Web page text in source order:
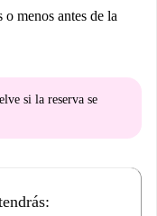
o menos antes de la
si la reserva se